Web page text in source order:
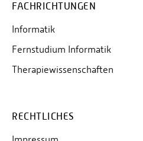
FACHRICHTUNGEN
Informatik
Fernstudium Informatik
Therapiewissenschaften
RECHTLICHES